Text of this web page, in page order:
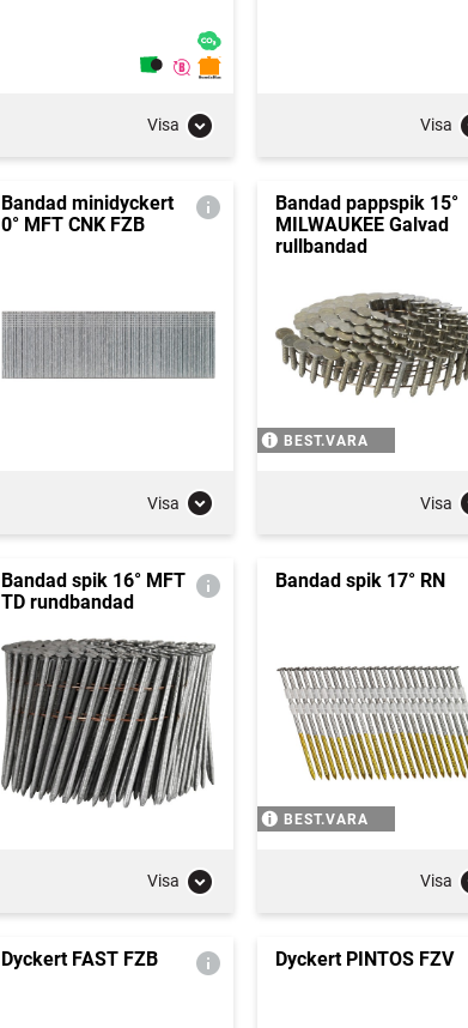
Visa Visa
Bandad minidyckert
0° MFT CNK FZB
Visa
Bandad pappspik 15°
MILWAUKEE Galvad
rullbandad
BEST.VARA
Visa
Bandad spik 16° MFT
TD rundbandad
Visa
Bandad spik 17° RN
BEST.VARA
Visa
Dyckert FAST FZB Dyckert PINTOS FZV